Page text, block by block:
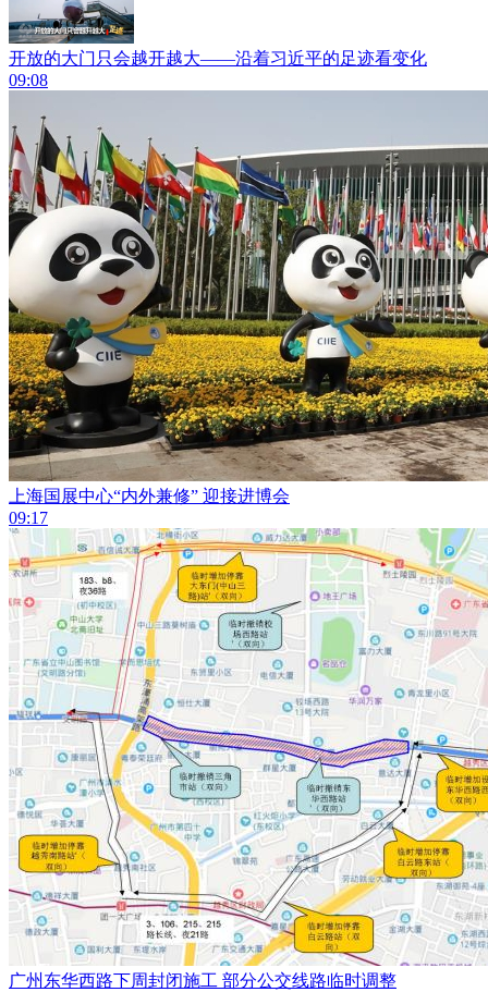
开放的大门只会越开越大——沿着习近平的足迹看变化
09:08
上海国展中心“内外兼修” 迎接进博会
09:17
广州东华西路下周封闭施工 部分公交线路临时调整